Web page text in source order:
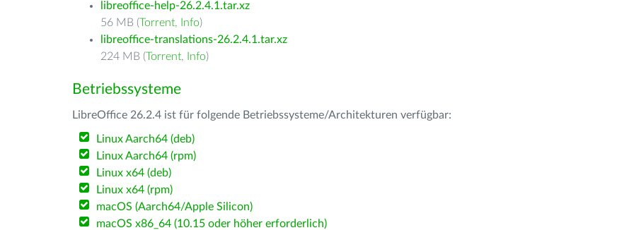
libreoffice-help-26.2.4.1.tar.xz
56 MB (Torrent, Info)
libreoffice-translations-26.2.4.1.tar.xz
224 MB (Torrent, Info)
Betriebssysteme
LibreOffice 26.2.4 ist für folgende Betriebssysteme/Architekturen verfügbar:
Linux Aarch64 (deb)
Linux Aarch64 (rpm)
Linux x64 (deb)
Linux x64 (rpm)
macOS (Aarch64/Apple Silicon)
macOS x86_64 (10.15 oder höher erforderlich)